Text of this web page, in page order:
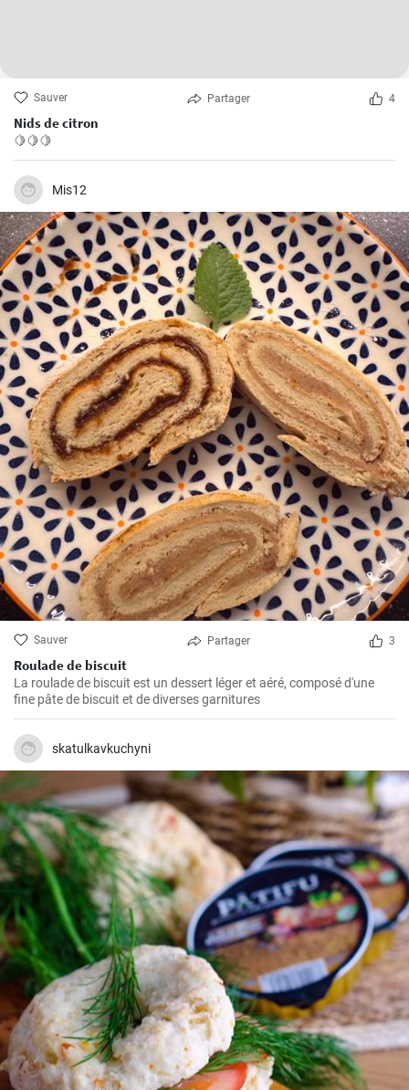
Sauver Partager 4
Nids de citron
🍋🍋🍋
Mis12
Sauver Partager 3
Roulade de biscuit
La roulade de biscuit est un dessert léger et aéré, composé d'une
fine pâte de biscuit et de diverses garnitures
skatulkavkuchyni